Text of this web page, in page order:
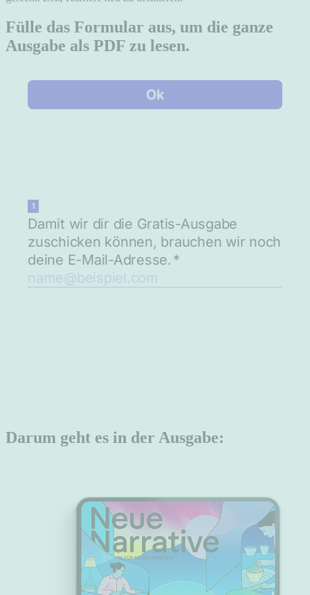
Fülle das Formular aus, um die ganze
Ausgabe als PDF zu lesen.
Darum geht es in der Ausgabe: